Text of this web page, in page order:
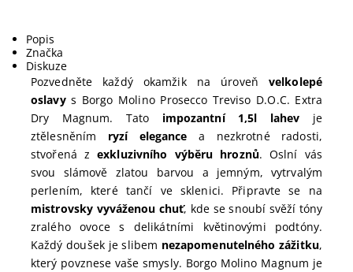
Popis
Značka
Diskuze
Pozvedněte každý okamžik na úroveňvelkolepé
oslavys Borgo Molino Prosecco Treviso D.O.C. Extra
Dry Magnum. Tato impozantní 1,5l lahev je
ztělesněním ryzí elegance a nezkrotné radosti,
stvořená zexkluzivního výběru hroznů. Oslní vás
svou slámově zlatou barvou a jemným, vytrvalým
perlením, které tančí ve sklenici. Připravte se na
mistrovsky vyváženou chuť, kde se snoubí svěží tóny
zralého ovoce s delikátními květinovými podtóny.
Každý doušek je slibem nezapomenutelného zážitku,
který povznese vaše smysly. Borgo Molino Magnum je